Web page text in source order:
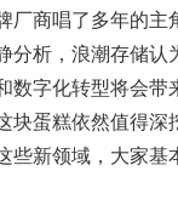
厂商唱了多年的主
分析，浪潮存储认
数字化转型将会带
块蛋糕依然值得深
些新领域，大家基